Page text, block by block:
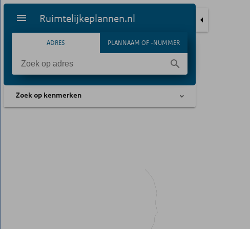
Ruimtelijkeplannen.nl
ADRES PLANNAAM OF -NUMMER
Zoek op kenmerken